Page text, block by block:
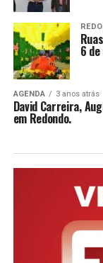
6
AGENDA 3 anos atrás
David Carreira,
em Redondo.